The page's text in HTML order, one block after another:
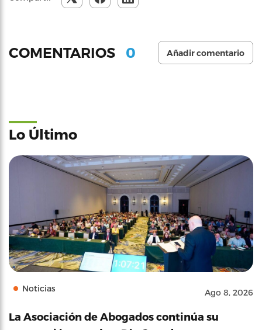
COMENTARIOS 0 Añadir comentario
Lo Último
Noticias Ago 8, 2026
La Asociación de Abogados continúa su